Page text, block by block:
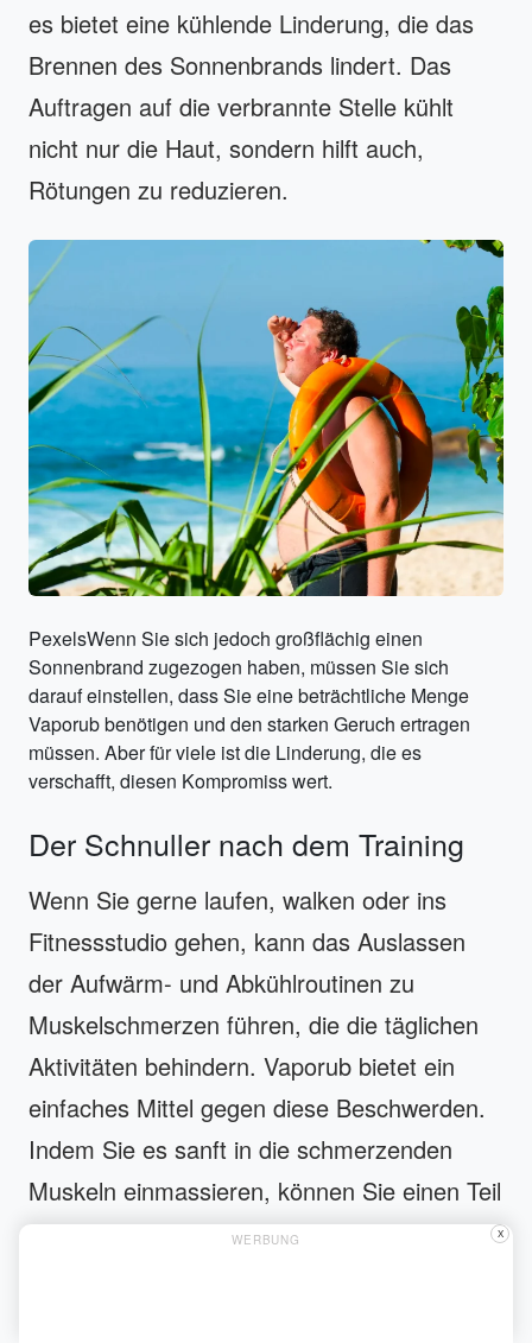
es bietet eine kühlende Linderung, die das
Brennen des Sonnenbrands lindert. Das
Auftragen auf die verbrannte Stelle kühlt
nicht nur die Haut, sondern hilft auch,
Rötungen zu reduzieren.
PexelsWenn Sie sich jedoch großflächig einen
Sonnenbrand zugezogen haben, müssen Sie sich
darauf einstellen, dass Sie eine beträchtliche Menge
Vaporub benötigen und den starken Geruch ertragen
müssen. Aber für viele ist die Linderung, die es
verschafft, diesen Kompromiss wert.
Der Schnuller nach dem Training
Wenn Sie gerne laufen, walken oder ins
Fitnessstudio gehen, kann das Auslassen
der Aufwärm- und Abkühlroutinen zu
Muskelschmerzen führen, die die täglichen
Aktivitäten behindern. Vaporub bietet ein
einfaches Mittel gegen diese Beschwerden.
Indem Sie es sanft in die schmerzenden
Muskeln einmassieren, können Sie einen Teil
des Schmerzes lindern.
WERBUNG X